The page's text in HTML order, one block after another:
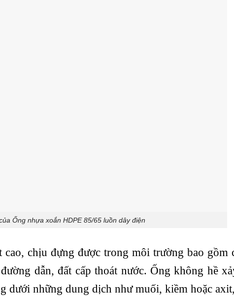
Ống nhựa xoắn HDPE 85/65 luồn dây điện
chịu đựng được trong môi trường bao gồm
dẫn, đất cấp thoát nước. Ống không hề
dưới những dung dịch như muối, kiềm hoặc